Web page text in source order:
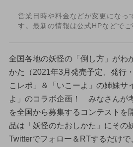
営業日時や料金などが変更になっ
す。最新の情報は公式HPなどでご
全国各地の妖怪の「倒し方」がわ
かた（2021年3月発売予定、発行
こレポ」＆「いこーよ」の姉妹サ
よ」のコラボ企画！ みなさんが
を全国から募集するコンテストを
品は「妖怪のたおしかた」にそ
Twitterでフォロー＆RTするだけ